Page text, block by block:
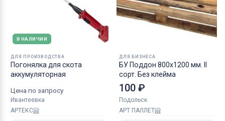
В НАЛИЧИИ
ДЛЯ ПРОИЗВОДСТВА
Погонялка для скота
аккумуляторная
Цена по запросу
Ивантеевка
АРТЕКС
ДЛЯ БИЗНЕСА
БУ Поддон 800х1200 мм. II
сорт. Без клейма
100 ₽
Подольск
АРТ ПАЛЛЕТ